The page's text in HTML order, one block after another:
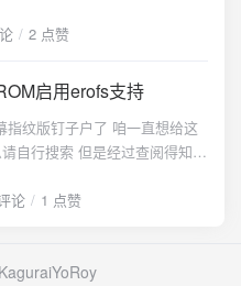
<integer
bool> </resources>
，因此上述设置的overlay并
以看到：使用了Properties属性
因此理
makefiles.py和proprietary-
2 点赞
启用erofs支持
指纹版钉子户了 咱一直想给这
自行搜索 但是经过查阅得知
common部分
论 1 点赞